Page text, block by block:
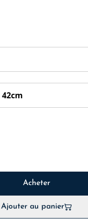
Acheter
Ajouter au panier